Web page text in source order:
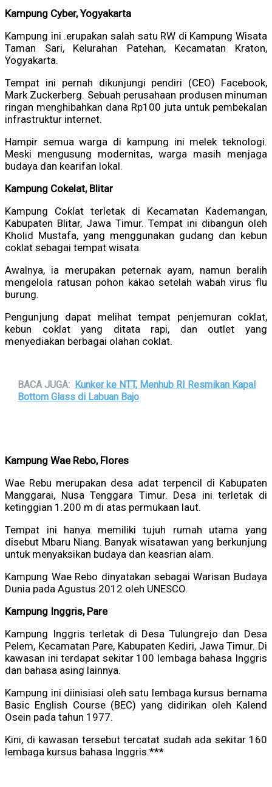
Kampung Cyber, Yogyakarta
Kampung ini .erupakan salah satu RW di Kampung Wisata
Taman Sari, Kelurahan Patehan, Kecamatan Kraton,
Yogyakarta.
Tempat ini pernah dikunjungi pendiri (CEO) Facebook,
Mark Zuckerberg. Sebuah perusahaan produsen minuman
ringan menghibahkan dana Rp100 juta untuk pembekalan
infrastruktur internet.
Hampir semua warga di kampung ini melek teknologi.
Meski mengusung modernitas, warga masih menjaga
budaya dan kearifan lokal.
Kampung Cokelat, Blitar
Kampung Coklat terletak di Kecamatan Kademangan,
Kabupaten Blitar, Jawa Timur. Tempat ini dibangun oleh
Kholid Mustafa, yang menggunakan gudang dan kebun
coklat sebagai tempat wisata.
Awalnya, ia merupakan peternak ayam, namun beralih
mengelola ratusan pohon kakao setelah wabah virus flu
burung.
Pengunjung dapat melihat tempat penjemuran coklat,
kebun coklat yang ditata rapi, dan outlet yang
menyediakan berbagai olahan coklat.
BACA JUGA: Kunker ke NTT, Menhub RI Resmikan Kapal
Bottom Glass di Labuan Bajo
Kampung Wae Rebo, Flores
Wae Rebu merupakan desa adat terpencil di Kabupaten
Manggarai, Nusa Tenggara Timur. Desa ini terletak di
ketinggian 1.200 m di atas permukaan laut.
Tempat ini hanya memiliki tujuh rumah utama yang
disebut Mbaru Niang. Banyak wisatawan yang berkunjung
untuk menyaksikan budaya dan keasrian alam.
Kampung Wae Rebo dinyatakan sebagai Warisan Budaya
Dunia pada Agustus 2012 oleh UNESCO.
Kampung Inggris, Pare
Kampung Inggris terletak di Desa Tulungrejo dan Desa
Pelem, Kecamatan Pare, Kabupaten Kediri, Jawa Timur. Di
kawasan ini terdapat sekitar 100 lembaga bahasa Inggris
dan bahasa asing lainnya.
Kampung ini diinisiasi oleh satu lembaga kursus bernama
Basic English Course (BEC) yang didirikan oleh Kalend
Osein pada tahun 1977.
Kini, di kawasan tersebut tercatat sudah ada sekitar 160
lembaga kursus bahasa Inggris.***